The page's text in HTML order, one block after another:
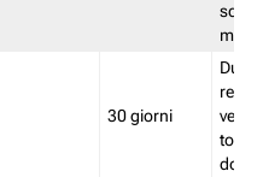
30 giorni
torna
dopo